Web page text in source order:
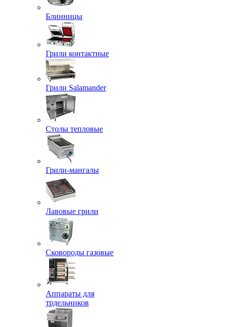
Блинницы
Грили контактные
Грили Salamander
Столы тепловые
Грили-мангалы
Лавовые грили
Сковороды газовые
Аппараты для
трдельников